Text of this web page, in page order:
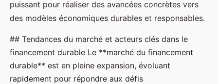
puissant pour réaliser des avancées concrètes vers
des modèles économiques durables et responsables.
## Tendances du marché et acteurs clés dans le
financement durable Le **marché du financement
durable** est en pleine expansion, évoluant
rapidement pour répondre aux défis